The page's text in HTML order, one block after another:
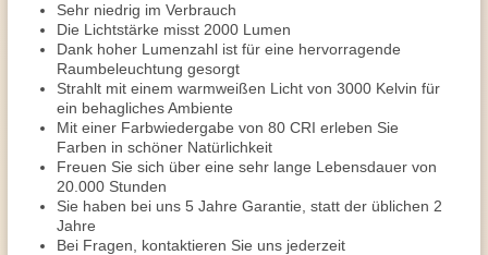
Sehr niedrig im Verbrauch
Die Lichtstärke misst 2000 Lumen
Dank hoher Lumenzahl ist für eine hervorragende
Raumbeleuchtung gesorgt
Strahlt mit einem warmweißen Licht von 3000 Kelvin für
ein behagliches Ambiente
Mit einer Farbwiedergabe von 80 CRI erleben Sie
Farben in schöner Natürlichkeit
Freuen Sie sich über eine sehr lange Lebensdauer von
20.000 Stunden
Sie haben bei uns 5 Jahre Garantie, statt der üblichen 2
Jahre
Bei Fragen, kontaktieren Sie uns jederzeit